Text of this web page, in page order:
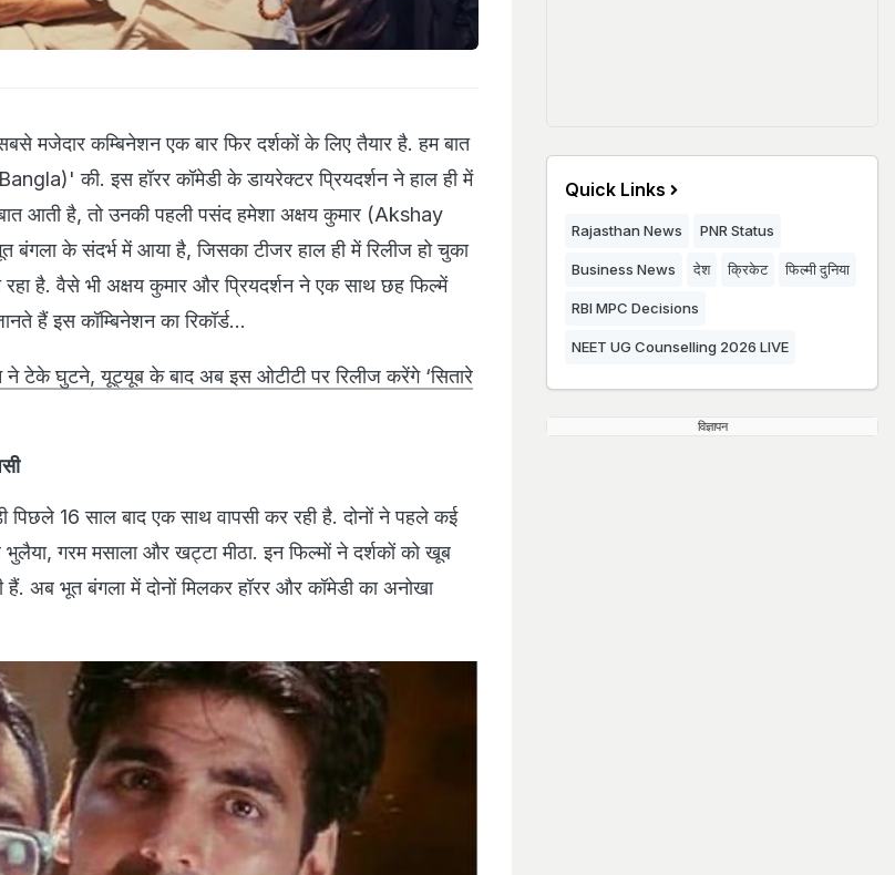
मजेदार कम्बिनेशन एक बार फिर दर्शकों के लिए तैयार है. हम बात
की. इस हॉरर कॉमेडी के डायरेक्टर प्रियदर्शन ने हाल ही में
आती है, तो उनकी पहली पसंद हमेशा अक्षय कुमार (Akshay
बंगला के संदर्भ में आया है, जिसका टीजर हाल ही में रिलीज हो चुका
है. वैसे भी अक्षय कुमार और प्रियदर्शन ने एक साथ छह फिल्में
हैं इस कॉम्बिनेशन का रिकॉर्ड...
टेके घुटने, यूट्यूब के बाद अब इस ओटीटी पर रिलीज करेंगे ‘सितारे
पिछले 16 साल बाद एक साथ वापसी कर रही है. दोनों ने पहले कई
गरम मसाला और खट्टा मीठा. इन फिल्मों ने दर्शकों को खूब
अब भूत बंगला में दोनों मिलकर हॉरर और कॉमेडी का अनोखा
Quick Links
Rajasthan News PNR Status
Business News देश क्रिकेट फिल्मी दुनिया
RBI MPC Decisions
NEET UG Counselling 2026 LIVE
विज्ञापन